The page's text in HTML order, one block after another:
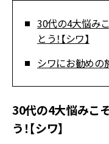
30代の4大悩み
とう！【シワ】
シワにお勧めの
30代の4大悩みこ
う！【シワ】